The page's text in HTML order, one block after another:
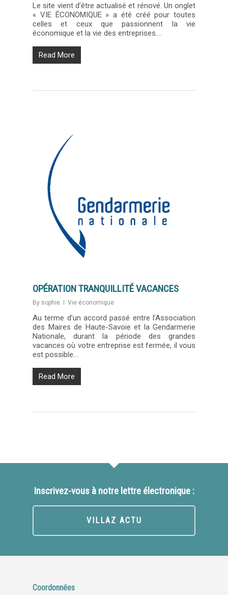
Le site vient d’être actualisé et rénové. Un onglet
« VIE ÉCONOMIQUE » a été créé pour toutes
celles et ceux que passionnent la vie
économique et la vie des entreprises….
Read More
OPÉRATION TRANQUILLITÉ VACANCES
By sophie Vie économique
Au terme d’un accord passé entre l’Association
des Maires de Haute-Savoie et la Gendarmerie
Nationale, durant la période des grandes
vacances où votre entreprise est fermée, il vous
est possible…
Read More
Inscrivez-vous à notre lettre électronique :
VILLAZ ACTU
Coordonnées